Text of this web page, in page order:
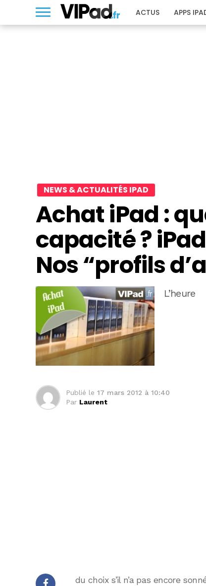
ACTUS APPS
NEWS & ACTUALITÉS IPAD
Achat iPad :
capacité ?
Nos “profils
L’heure
Publié le 17 mars 2012 à 10:40
Par Laurent
du choix s’il n’a pas encore